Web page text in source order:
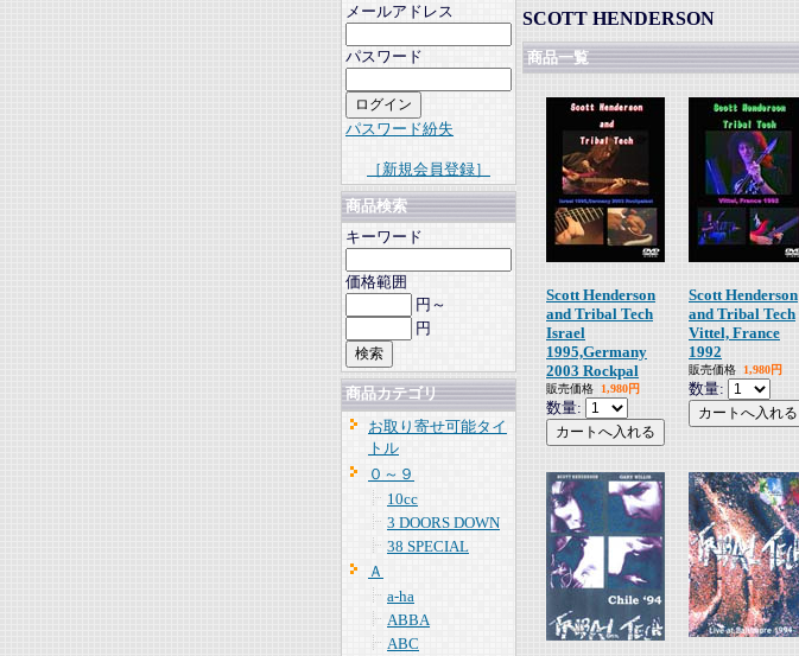
メールアドレス
パスワード
パスワード紛失
［新規会員登録］
商品検索
キーワード
価格範囲
円～
円
商品カテゴリ
お取り寄せ可能タイ
トル
０～９
10cc
3 DOORS DOWN
38 SPECIAL
Ａ
a-ha
ABBA
ABC
SCOTT HENDERSON
商品一覧
Scott Henderson
and Tribal Tech
Israel
1995,Germany
2003 Rockpal
販売価格 1,980円
数量:
Scott Henderson
and Tribal Tech
Vittel, France
1992
販売価格 1,980円
数量: